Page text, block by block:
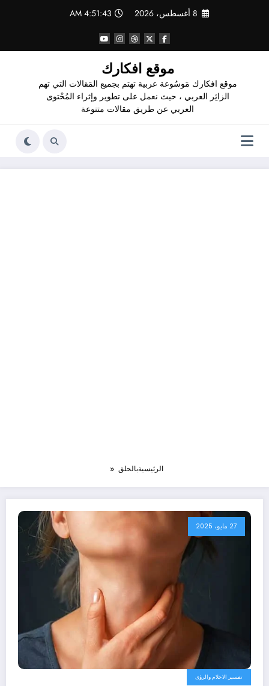
8 أغسطس، 2026 4:51:44 AM
موقع افكارك
موقع افكارك مَوسُوعة عربية تهتم بجميع المَقالات التي تهم
الزائِر العربي ، حيث نعمل على تطوير وإثراء المُحْتوى
العربي عن طريق مقالات متنوعة
الرئيسيةبالحلق
27 مايو، 2025
تفسير الاحلام والرؤى